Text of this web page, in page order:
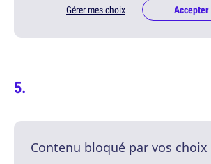
Gérer mes choix
Contenu bloqué par vos choix